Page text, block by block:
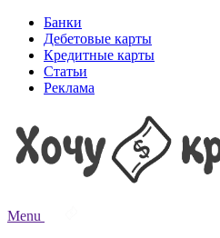
Банки
Дебетовые карты
Кредитные карты
Статьи
Реклама
Menu